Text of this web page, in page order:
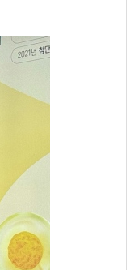
도 갯벌서 해루질 중 실종
툼 중 어머니 흉기 살해
김민석에 '뻔뻔' 받아친